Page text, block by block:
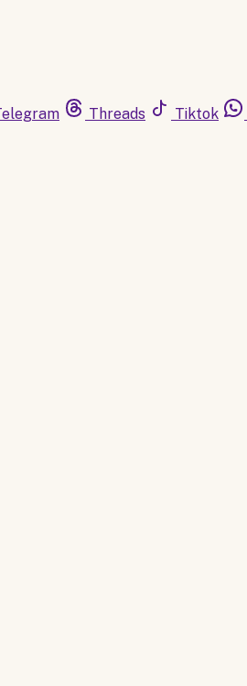
Threads Tiktok